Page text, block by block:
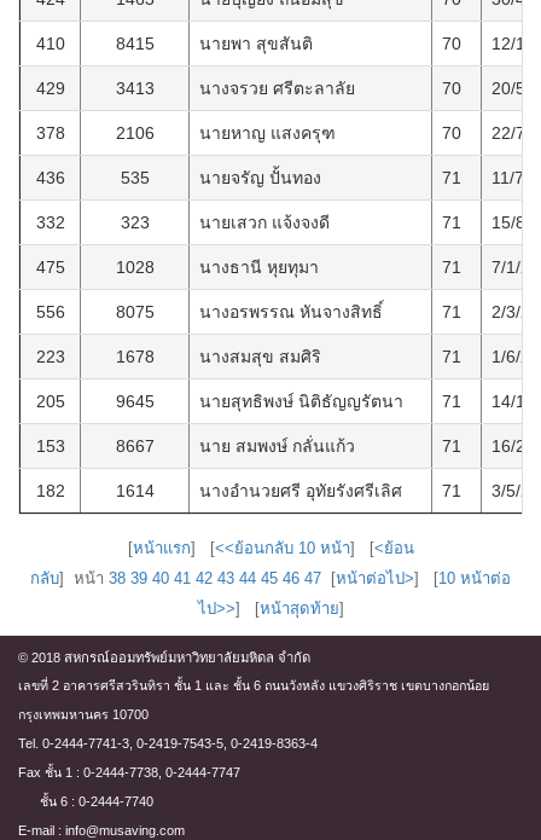
410 8415 นายพา สุขสันติ 70 12/1/
429 3413 นางจรวย ศรีตะลาลัย 70 20/5/
378 2106 นายหาญ แสงครุฑ 70 22/7/
436 535 นายจรัญ ปั้นทอง 71 11/7/
332 323 นายเสวก แจ้งจงดี 71 15/8/
475 1028 นางธานี หุยทุมา 71 7/1/
556 8075 นางอรพรรณ หันจางสิทธิ์ 71 2/3/
223 1678 นางสมสุข สมศิริ 71 1/6/
205 9645 นายสุทธิพงษ์ นิติธัญญรัตนา 71 14/1/
153 8667 นาย สมพงษ์ กลั่นแก้ว 71 16/2/
182 1614 นางอำนวยศรี อุทัยรังศรีเลิศ 71 3/5/
[หน้าแรก] [<<ย้อนกลับ 10 หน้า] [<ย้อน
กลับ] หน้า 38 39 40 41 42 43 44 45 46 47 [หน้าต่อไป>] [10 หน้าต่อ
ไป>>] [หน้าสุดท้าย]
© 2018 สหกรณ์ออมทรัพย์มหาวิทยาลัยมหิดล จำกัด
เลขที่ 2 อาคารศรีสวรินทิรา ชั้น 1 และ ชั้น 6 ถนนวังหลัง แขวงศิริราช เขตบางกอกน้อย
กรุงเทพมหานคร 10700
Tel. 0-2444-7741-3, 0-2419-7543-5, 0-2419-8363-4
Fax ชั้น 1 : 0-2444-7738, 0-2444-7747
ชั้น 6 : 0-2444-7740
E-mail : info@musaving.com